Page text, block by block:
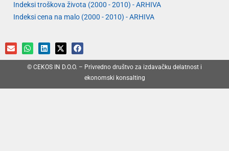
Indeksi troškova života (2000 - 2010) - ARHIVA
Indeksi cena na malo (2000 - 2010) - ARHIVA
© CEKOS IN D.O.O. – Privredno društvo za izdavačku delatnost i
ekonomski konsalting